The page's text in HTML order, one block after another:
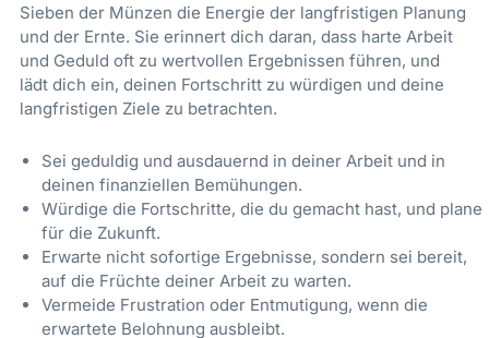
Sieben der Münzen die Energie der langfristigen Planung
und der Ernte. Sie erinnert dich daran, dass harte Arbeit
und Geduld oft zu wertvollen Ergebnissen führen, und
lädt dich ein, deinen Fortschritt zu würdigen und deine
langfristigen Ziele zu betrachten.
Sei geduldig und ausdauernd in deiner Arbeit und in
deinen finanziellen Bemühungen.
Würdige die Fortschritte, die du gemacht hast, und plane
für die Zukunft.
Erwarte nicht sofortige Ergebnisse, sondern sei bereit,
auf die Früchte deiner Arbeit zu warten.
Vermeide Frustration oder Entmutigung, wenn die
erwartete Belohnung ausbleibt.